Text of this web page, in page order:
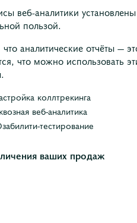
веб-аналитики
пользой.
аналитические отчёты —
что можно использовать
коллтрекинга
веб-аналитика
тестирование
ваших продаж